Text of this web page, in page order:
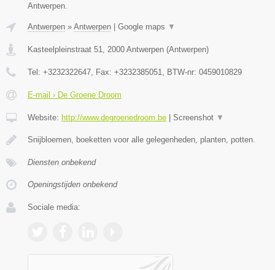
Antwerpen.
Antwerpen » Antwerpen Google maps ▼
Kasteelpleinstraat 51, 2000 Antwerpen (Antwerpen)
Tel: +3232322647, Fax: +3232385051, BTW-nr: 0459010829
E-mail › De Groene Droom
Website: http://www.degroenedroom.be Screenshot ▼
Snijbloemen, boeketten voor alle gelegenheden, planten, potten.
Diensten onbekend
Openingstijden onbekend
Sociale media: